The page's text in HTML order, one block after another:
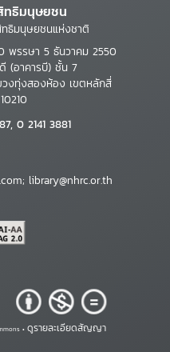
ทธิมนุษยชน
ธิมนุษยชนแห่งชาติ
พรรษา 5 ธันวาคม 2550
(อาคารบี) ชั้น 7
งทุ่งสองห้อง เขตหลักสี่
0 2141 3881
library@nhrc.or.th
• ดูรายละเอียดสัญญา